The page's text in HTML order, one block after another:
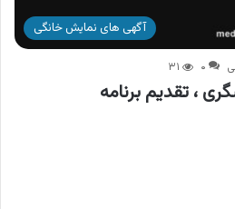
آگهی های نمایش خانگی
۰ ۳۱
، تقدیم برنامه